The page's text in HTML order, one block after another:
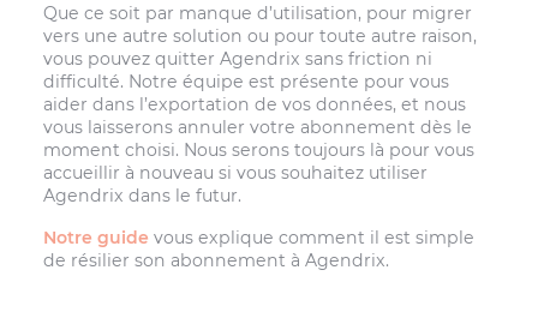
Que ce soit par manque d’utilisation, pour migrer
vers une autre solution ou pour toute autre raison,
vous pouvez quitter Agendrix sans friction ni
difficulté. Notre équipe est présente pour vous
aider dans l’exportation de vos données, et nous
vous laisserons annuler votre abonnement dès le
moment choisi. Nous serons toujours là pour vous
accueillir à nouveau si vous souhaitez utiliser
Agendrix dans le futur.
Notre guide vous explique comment il est simple
de résilier son abonnement à Agendrix.